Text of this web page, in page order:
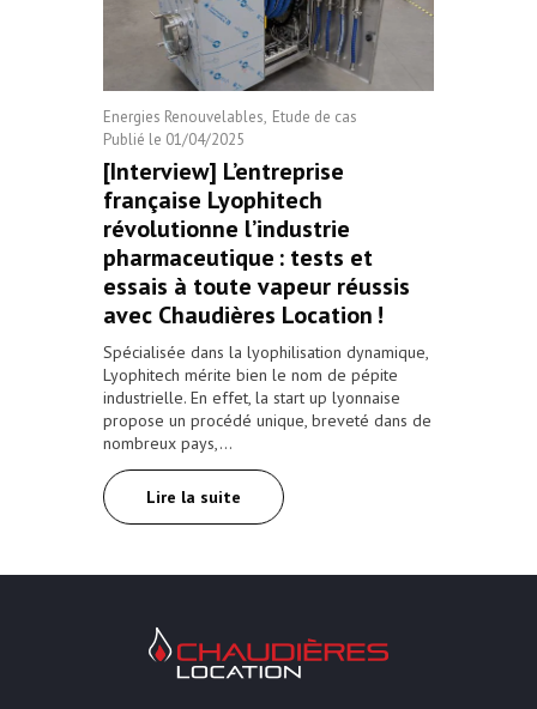
Machine laboratoire
Energies Renouvelables Etude de cas
Publié le 01/04/2025
[Interview] L’entreprise
française Lyophitech
révolutionne l’industrie
pharmaceutique : tests et
essais à toute vapeur réussis
avec Chaudières Location !
Spécialisée dans la lyophilisation dynamique,
Lyophitech mérite bien le nom de pépite
industrielle. En effet, la start up lyonnaise
propose un procédé unique, breveté dans de
nombreux pays,…
Lire la suite
Chaudières Location Location de